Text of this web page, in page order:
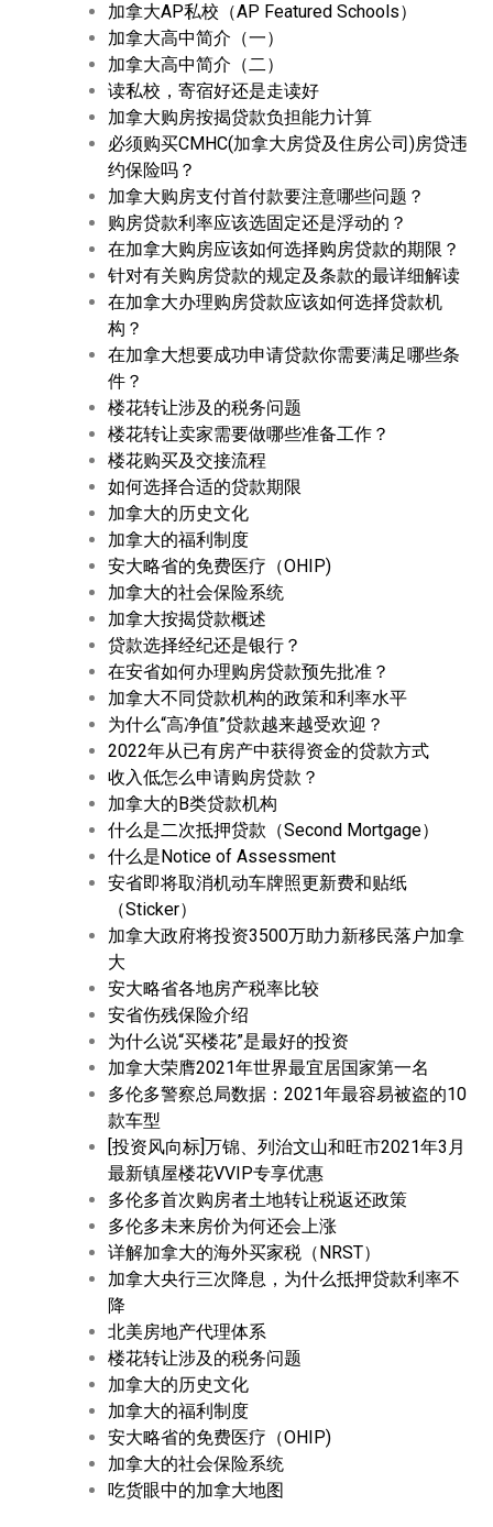
加拿大AP私校（AP Featured Schools）
加拿大高中简介（一）
加拿大高中简介（二）
读私校，寄宿好还是走读好
加拿大购房按揭贷款负担能力计算
必须购买CMHC(加拿大房贷及住房公司)房贷违
约保险吗？
加拿大购房支付首付款要注意哪些问题？
购房贷款利率应该选固定还是浮动的？
在加拿大购房应该如何选择购房贷款的期限？
针对有关购房贷款的规定及条款的最详细解读
在加拿大办理购房贷款应该如何选择贷款机
构？
在加拿大想要成功申请贷款你需要满足哪些条
件？
楼花转让涉及的税务问题
楼花转让卖家需要做哪些准备工作？
楼花购买及交接流程
如何选择合适的贷款期限
加拿大的历史文化
加拿大的福利制度
安大略省的免费医疗（OHIP)
加拿大的社会保险系统
加拿大按揭贷款概述
贷款选择经纪还是银行？
在安省如何办理购房贷款预先批准？
加拿大不同贷款机构的政策和利率水平
为什么“高净值”贷款越来越受欢迎？
2022年从已有房产中获得资金的贷款方式
收入低怎么申请购房贷款？
加拿大的B类贷款机构
什么是二次抵押贷款（Second Mortgage）
什么是Notice of Assessment
安省即将取消机动车牌照更新费和贴纸
（Sticker）
加拿大政府将投资3500万助力新移民落户加拿
大
安大略省各地房产税率比较
安省伤残保险介绍
为什么说“买楼花”是最好的投资
加拿大荣膺2021年世界最宜居国家第一名
多伦多警察总局数据：2021年最容易被盗的10
款车型
[投资风向标]万锦、列治文山和旺市2021年3月
最新镇屋楼花VVIP专享优惠
多伦多首次购房者土地转让税返还政策
多伦多未来房价为何还会上涨
详解加拿大的海外买家税（NRST）
加拿大央行三次降息，为什么抵押贷款利率不
降
北美房地产代理体系
楼花转让涉及的税务问题
加拿大的历史文化
加拿大的福利制度
安大略省的免费医疗（OHIP)
加拿大的社会保险系统
吃货眼中的加拿大地图